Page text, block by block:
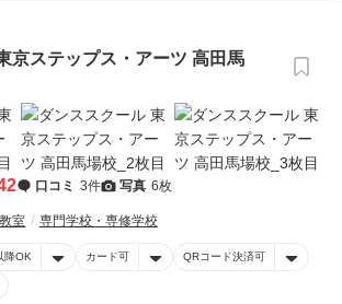
京ステップス・アーツ 高田馬
口コミ 3件 写真 6枚
室 専門学校・専修学校
降OK カード可 QRコード決済可